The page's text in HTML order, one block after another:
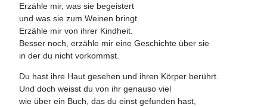
Erzähle mir, was sie begeistert
und was sie zum Weinen bringt.
Erzähle mir von ihrer Kindheit.
Besser noch, erzähle mir eine Geschichte über sie
in der du nicht vorkommst.
Du hast ihre Haut gesehen und ihren Körper berührt.
Und doch weisst du von ihr genauso viel
wie über ein Buch, das du einst gefunden hast,